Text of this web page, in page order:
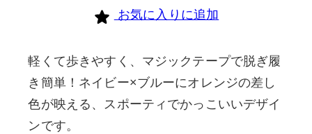
お気に入りに追加
軽くて歩きやすく、マジックテープで脱ぎ履
き簡単！ネイビー×ブルーにオレンジの差し
色が映える、スポーティでかっこいいデザイ
ンです。